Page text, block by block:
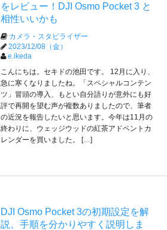
をレビュー！DJI Osmo Pocket 3 と
相性いいかも
カメラ・スタビライザー
2023/12/08（金）
e.ikeda
こんにちは。セキドの池田です。 12月に入り、
急に寒くなりましたね。「スペシャルコンテン
ツ」冒頭の導入、もとい自分語りが意外にも好
評で再開を望む声が複数ありましたので、筆者
の近況を報告したいと思います。今年は11月の
終わりに、ウェッジウッドの紅茶アドベントカ
レンダーを買いました。 […]
DJI Osmo Pocket 3の初期設定を解
説。手順を分かりやすく説明しま